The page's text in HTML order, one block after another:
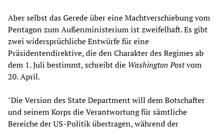
Aber selbst das Gerede über eine Machtverschiebung vom
Pentagon zum Außenministerium ist zweifelhaft. Es gibt
zwei widersprüchliche Entwürfe für eine
Präsidentendirektive, die den Charakter des Regimes ab
dem 1. Juli bestimmt, schreibt die Washington Postvom
20. April.
"Die Version des State Department will dem Botschafter
und seinem Korps die Verantwortung für sämtliche
Bereiche der US-Politik übertragen, während der